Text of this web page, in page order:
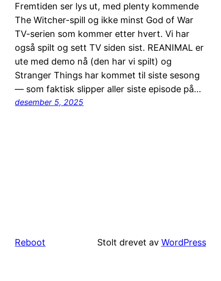
Fremtiden ser lys ut, med plenty kommende
The Witcher-spill og ikke minst God of War
TV-serien som kommer etter hvert. Vi har
også spilt og sett TV siden sist. REANIMAL er
ute med demo nå (den har vi spilt) og
Stranger Things har kommet til siste sesong
— som faktisk slipper aller siste episode på…
desember 5, 2025
Reboot Stolt drevet av WordPress